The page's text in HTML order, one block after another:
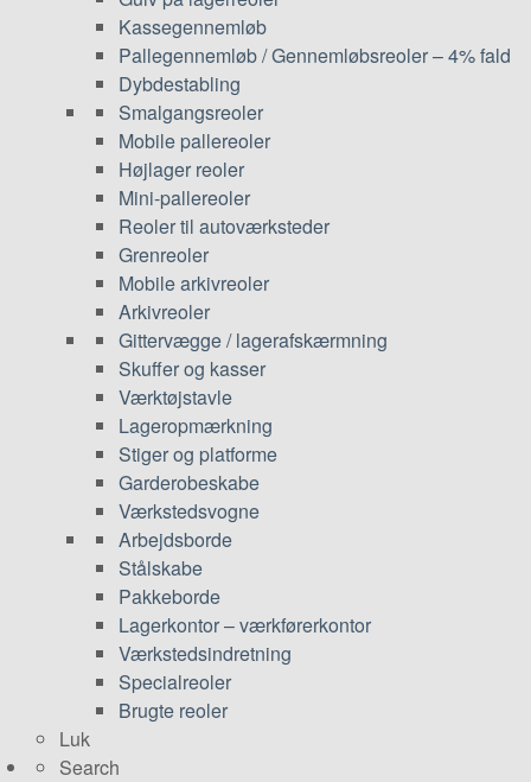
Kassegennemløb
Pallegennemløb / Gennemløbsreoler – 4% fald
Dybdestabling
Smalgangsreoler
Mobile pallereoler
Højlager reoler
Mini-pallereoler
Reoler til autoværksteder
Grenreoler
Mobile arkivreoler
Arkivreoler
Gittervægge / lagerafskærmning
Skuffer og kasser
Værktøjstavle
Lageropmærkning
Stiger og platforme
Garderobeskabe
Værkstedsvogne
Arbejdsborde
Stålskabe
Pakkeborde
Lagerkontor – værkførerkontor
Værkstedsindretning
Specialreoler
Brugte reoler
Luk
Search